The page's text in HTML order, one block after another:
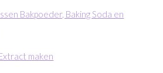
Bakpoeder, Baking Soda en
maken